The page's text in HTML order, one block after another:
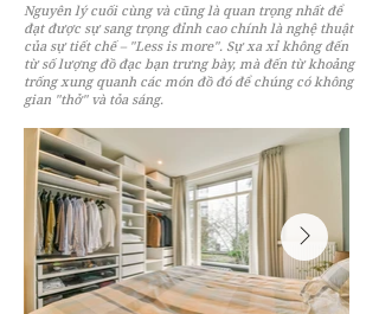
Nguyên lý cuối cùng và cũng là quan trọng nhất để
đạt được sự sang trọng đỉnh cao chính là nghệ thuật
của sự tiết chế – "Less is more". Sự xa xỉ không đến
từ số lượng đồ đạc bạn trưng bày, mà đến từ khoảng
trống xung quanh các món đồ đó để chúng có không
gian "thở" và tỏa sáng.